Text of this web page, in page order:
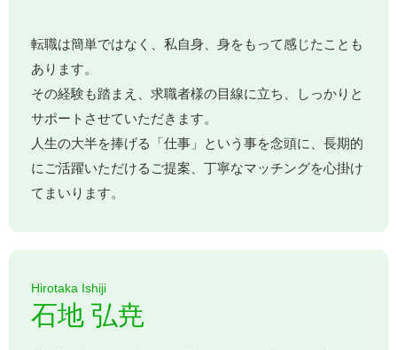
転職は簡単ではなく、私自身、身をもって感じたことも
あります。
その経験も踏まえ、求職者様の目線に立ち、しっかりと
サポートさせていただきます。
人生の大半を捧げる「仕事」という事を念頭に、長期的
にご活躍いただけるご提案、丁寧なマッチングを心掛け
てまいります。
Hirotaka Ishiji
石地 弘尭